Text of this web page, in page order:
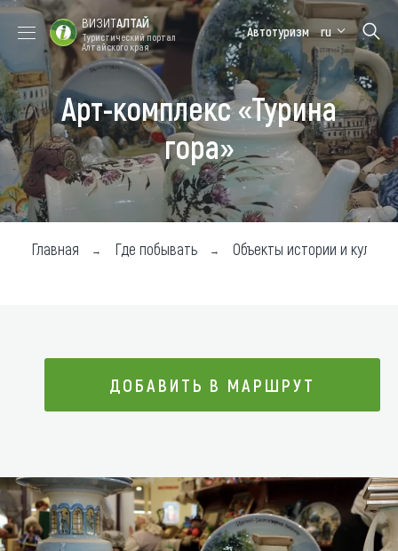
Форум VISIT
ALTAI
Цветение
маральника
Медицинский
форум
Алтайская
зимовка
Туры
Где побывать
Карта
Коллекция впечатлений
ВИЗИТАЛТАЙ
Туристический портал
Алтайского края
Автотуризм ru
Арт-комплекс «Турина
гора»
Главная Где побывать Объекты истории и
ДОБАВИТЬ В МАРШРУТ